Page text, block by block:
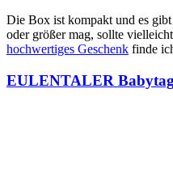
Die Box ist kompakt und es
oder größer mag, sollte
hochwertiges Geschenk finde
EULENTALER